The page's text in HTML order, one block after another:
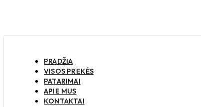
PRADŽIA
VISOS PREKĖS
PATARIMAI
APIE MUS
KONTAKTAI